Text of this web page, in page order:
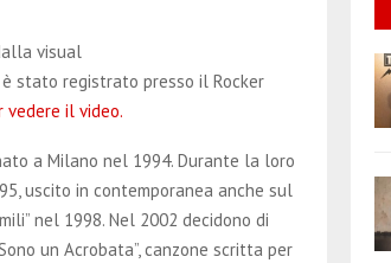
visual
è stato registrato presso il Rocker
vedere il video.
a Milano nel 1994. Durante la loro
uscito in contemporanea anche sul
nel 1998. Nel 2002 decidono di
un Acrobata”, canzone scritta per